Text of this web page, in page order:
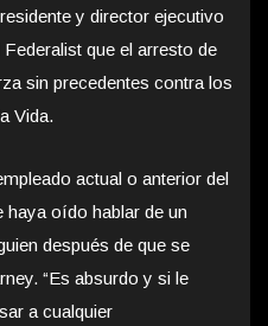
y director ejecutivo
que el arresto de
sin precedentes contra los
Vida.
actual o anterior del
haya oído hablar de un
después de que se
“Es absurdo y si le
a cualquier